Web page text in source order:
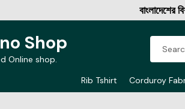
বাংলাদেশের
Shop
Online shop.
Rib Tshirt Corduroy